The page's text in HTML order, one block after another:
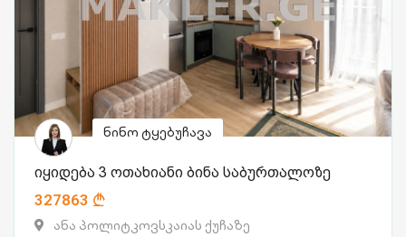
ნინო ტყებუჩავა
იყიდება 3 ოთახიანი ბინა საბურთალოზე
327863
ანა პოლიტკოვსკაიას ქუჩაზე